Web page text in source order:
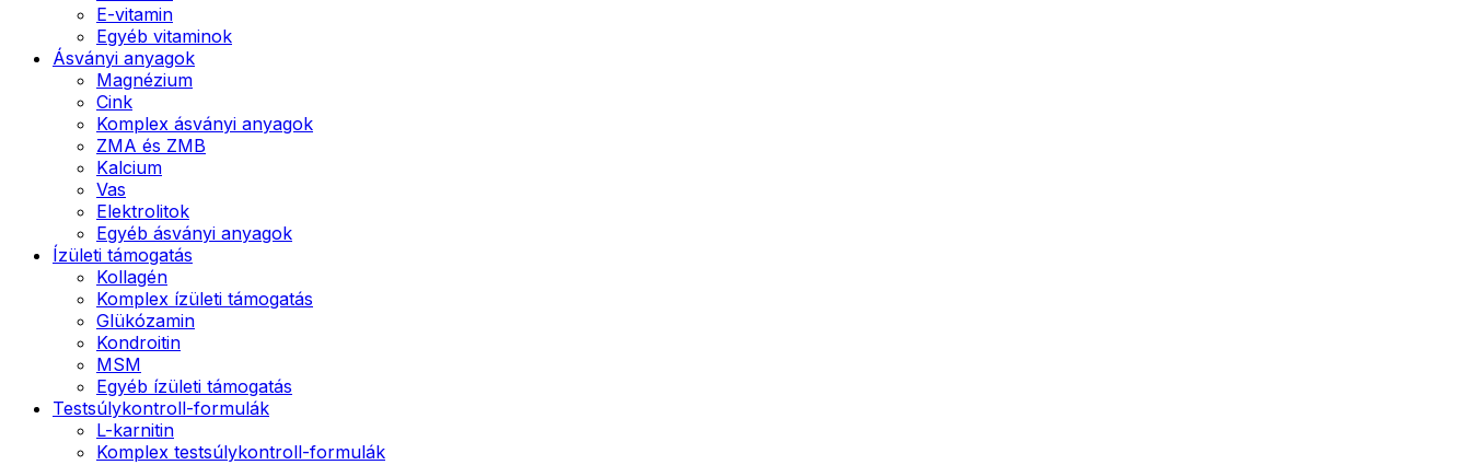
E-vitamin
Egyéb vitaminok
Ásványi anyagok
Magnézium
Cink
Komplex ásványi anyagok
ZMA és ZMB
Kalcium
Vas
Elektrolitok
Egyéb ásványi anyagok
Ízületi támogatás
Kollagén
Komplex ízületi támogatás
Glükózamin
Kondroitin
MSM
Egyéb ízületi támogatás
Testsúlykontroll-formulák
L-karnitin
Komplex testsúlykontroll-formulák